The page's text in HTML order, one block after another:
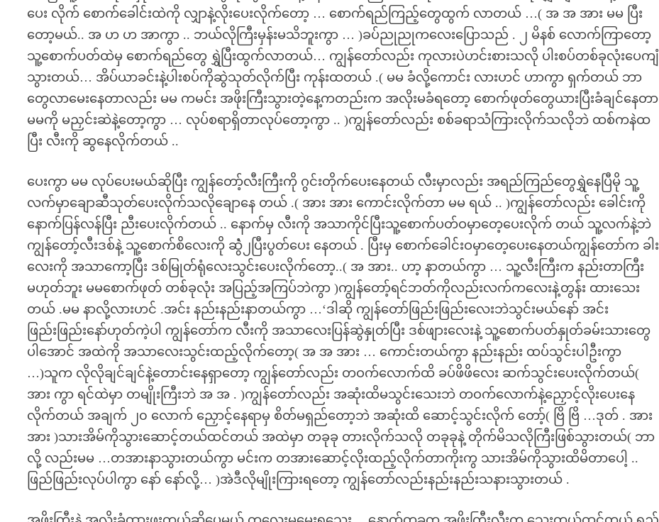
ပေး လိုက် စောက်ခေါင်းထဲကို လျှာနဲ့လိုးပေးလိုက်တော့ … စောက်ရည်ကြည့်တွေထွက် လာတယ် …( အ အ အား မမ ပြီး
တော့မယ်.. အ ဟ ဟ အာကွာ .. ဘယ်လိုကြီးမှန်းမသိဘူးကွာ … )ခပ်ညုညုကလေးပြောသည် . ၂ မိနစ် လောက်ကြာတော့
သူ့စောက်ပတ်ထဲမှ စောက်ရည်တွေ ရွှဲပြီးထွက်လာတယ်… ကျွန်တော်လည်း ကုလားပဲဟင်းစားသလို ပါးစပ်တစ်ခုလုံးပေကျံ
သွားတယ်… အိပ်ယာခင်းနဲ့ပါးစပ်ကိုဆွဲသုတ်လိုက်ပြီး ကုန်းထတယ် .( မမ ခံလို့ကောင်း လားဟင် ဟာကွာ ရှက်တယ် ဘာ
တွေလာမေးနေတာလည်း မမ ကမင်း အဖိုးကြီးသွားတဲ့နေ့ကတည်းက အလိုးမခံရတော့ စောက်ဖုတ်တွေယားပြီးခံချင်နေတာ
မမကို မညှင်းဆဲနဲ့တော့ကွာ … လုပ်စရာရှိတာလုပ်တော့ကွာ .. )ကျွန်တော်လည်း စစ်ခရာသံကြားလိုက်သလိုဘဲ ထစ်ကနဲထ
ပြီး လီးကို ဆွနေလိုက်တယ် ..
ပေးကွာ မမ လုပ်ပေးမယ်ဆိုပြီး ကျွန်တော့်လီးကြီးကို ဂွင်းတိုက်ပေးနေတယ် လီးမှာလည်း အရည်ကြည်တွေရွှဲနေပြီမို သူ့
လက်မှာချောဆီသုတ်ပေးလိုက်သလိုချောနေ တယ် .( အား အား ကောင်းလိုက်တာ မမ ရယ် .. )ကျွန်တော်လည်း ခေါင်းကို
နောက်ပြန်လန်ပြီး ညီးပေးလိုက်တယ် .. နောက်မှ လီးကို အသာကိုင်ပြီးသူ့စောက်ပတ်ဝမှာတေ့ပေးလိုက် တယ် သူ့လက်နဲ့ဘဲ
ကျွန်တော့်လီးဒစ်နဲ့ သူ့စောက်စိလေးကို ဆွဲံ၂ပြီးပွတ်ပေး နေတယ် . ပြီးမှ စောက်ခေါင်းဝမှာတေ့ပေးနေတယ်ကျွန်တော်က ခါး
လေးကို အသာကော့ပြီး ဒစ်မြုတ်ရုံလေးသွင်းပေးလိုက်တော့..( အ အား.. ဟာ့ နာတယ်ကွာ … သူ့လီးကြီးက နည်းတာကြီး
မဟုတ်ဘူး မမစောက်ဖုတ် တစ်ခုလုံး အပြည့်အကြပ်ဘဲကွာ )ကျွန်တော့်ရင်ဘတ်ကိုလည်းလက်ကလေးနဲ့တွန်း ထားသေး
တယ် .မမ နာလို့လားဟင် .အင်း နည်းနည်းနာတယ်ကွာ …‘ဒါဆို ကျွန်တော်ဖြည်းဖြည်းလေးဘဲသွင်းမယ်နော် အင်း
ဖြည်းဖြည်းနော်ဟုတ်ကဲ့ပါ ကျွန်တော်က လီးကို အသာလေးပြန်ဆွဲနှုတ်ပြီး ဒစ်ဖျားလေးနဲ့ သူ့စောက်ပတ်နှုတ်ခမ်းသားတွေ
ပါအောင် အထဲကို အသာလေးသွင်းထည့်လိုက်တော့( အ အ အား … ကောင်းတယ်ကွာ နည်းနည်း ထပ်သွင်းပါဦးကွာ
…)သူက လိုလိုချင်ချင်နဲ့တောင်းနေရှာတော့ ကျွန်တော်လည်း တဝက်လောက်ထိ ခပ်ဖိဖိလေး ဆက်သွင်းပေးလိုက်တယ်(
အား ကွာ ရင်ထဲမှာ တမျိုးကြီးဘဲ အ အ . )ကျွန်တော်လည်း အဆုံးထိမသွင်းသေးဘဲ တဝက်လောက်နဲ့ညှောင့်လိုးပေးနေ
လိုက်တယ် အချက် ၂၀ လောက် ညှောင့်နေရာမှ စိတ်မရှည်တော့ဘဲ အဆုံးထိ ဆောင့်သွင်းလိုက် တော့်( ဗြိ ဗြိ …ဒုတ် . အား
အား )သားအိမ်ကိုသွားဆောင့်တယ်ထင်တယ် အထဲမှာ တခုခု တားလိုက်သလို တခုခုနဲ့ တိုက်မိသလိုကြီးဖြစ်သွားတယ်( ဘာ
လို့ လည်းမမ …တအားနာသွားတယ်ကွာ မင်းက တအားဆောင့်လိုးထည့်လိုက်တာကိုးကွ သားအိမ်ကိုသွားထိမိတာပေါ့ ..
ဖြည်ဖြည်းလုပ်ပါကွာ နော် နော်လို့… )အဲဒီလိုမျိုးကြားရတော့ ကျွန်တော်လည်းနည်းနည်းသနားသွားတယ် .